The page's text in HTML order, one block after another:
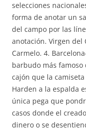
selecciones
forma de anotar un
del campo por las
anotación. Virgen del
Carmelo. 4.
barbudo más famoso
cajón que la camiseta
Harden a la espalda
única pega que
casos donde el
dinero o se